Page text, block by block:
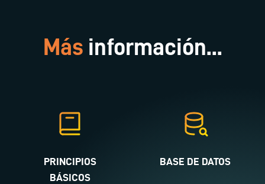
Más información...
PRINCIPIOS
BÁSICOS
BASE DE DATOS